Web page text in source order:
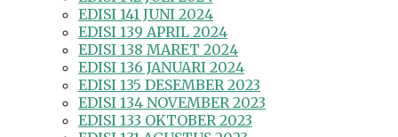
EDISI 141 JUNI 2024
EDISI 139 APRIL 2024
EDISI 138 MARET 2024
EDISI 136 JANUARI 2024
EDISI 135 DESEMBER 2023
EDISI 134 NOVEMBER 2023
EDISI 133 OKTOBER 2023